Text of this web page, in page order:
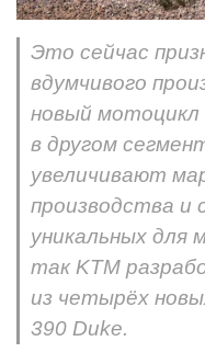
Это сейчас
вдумчивого
новый мотоцикл
в другом
увеличивают
производства и
уникальных для
так KTM
из четырёх
390 Duke.